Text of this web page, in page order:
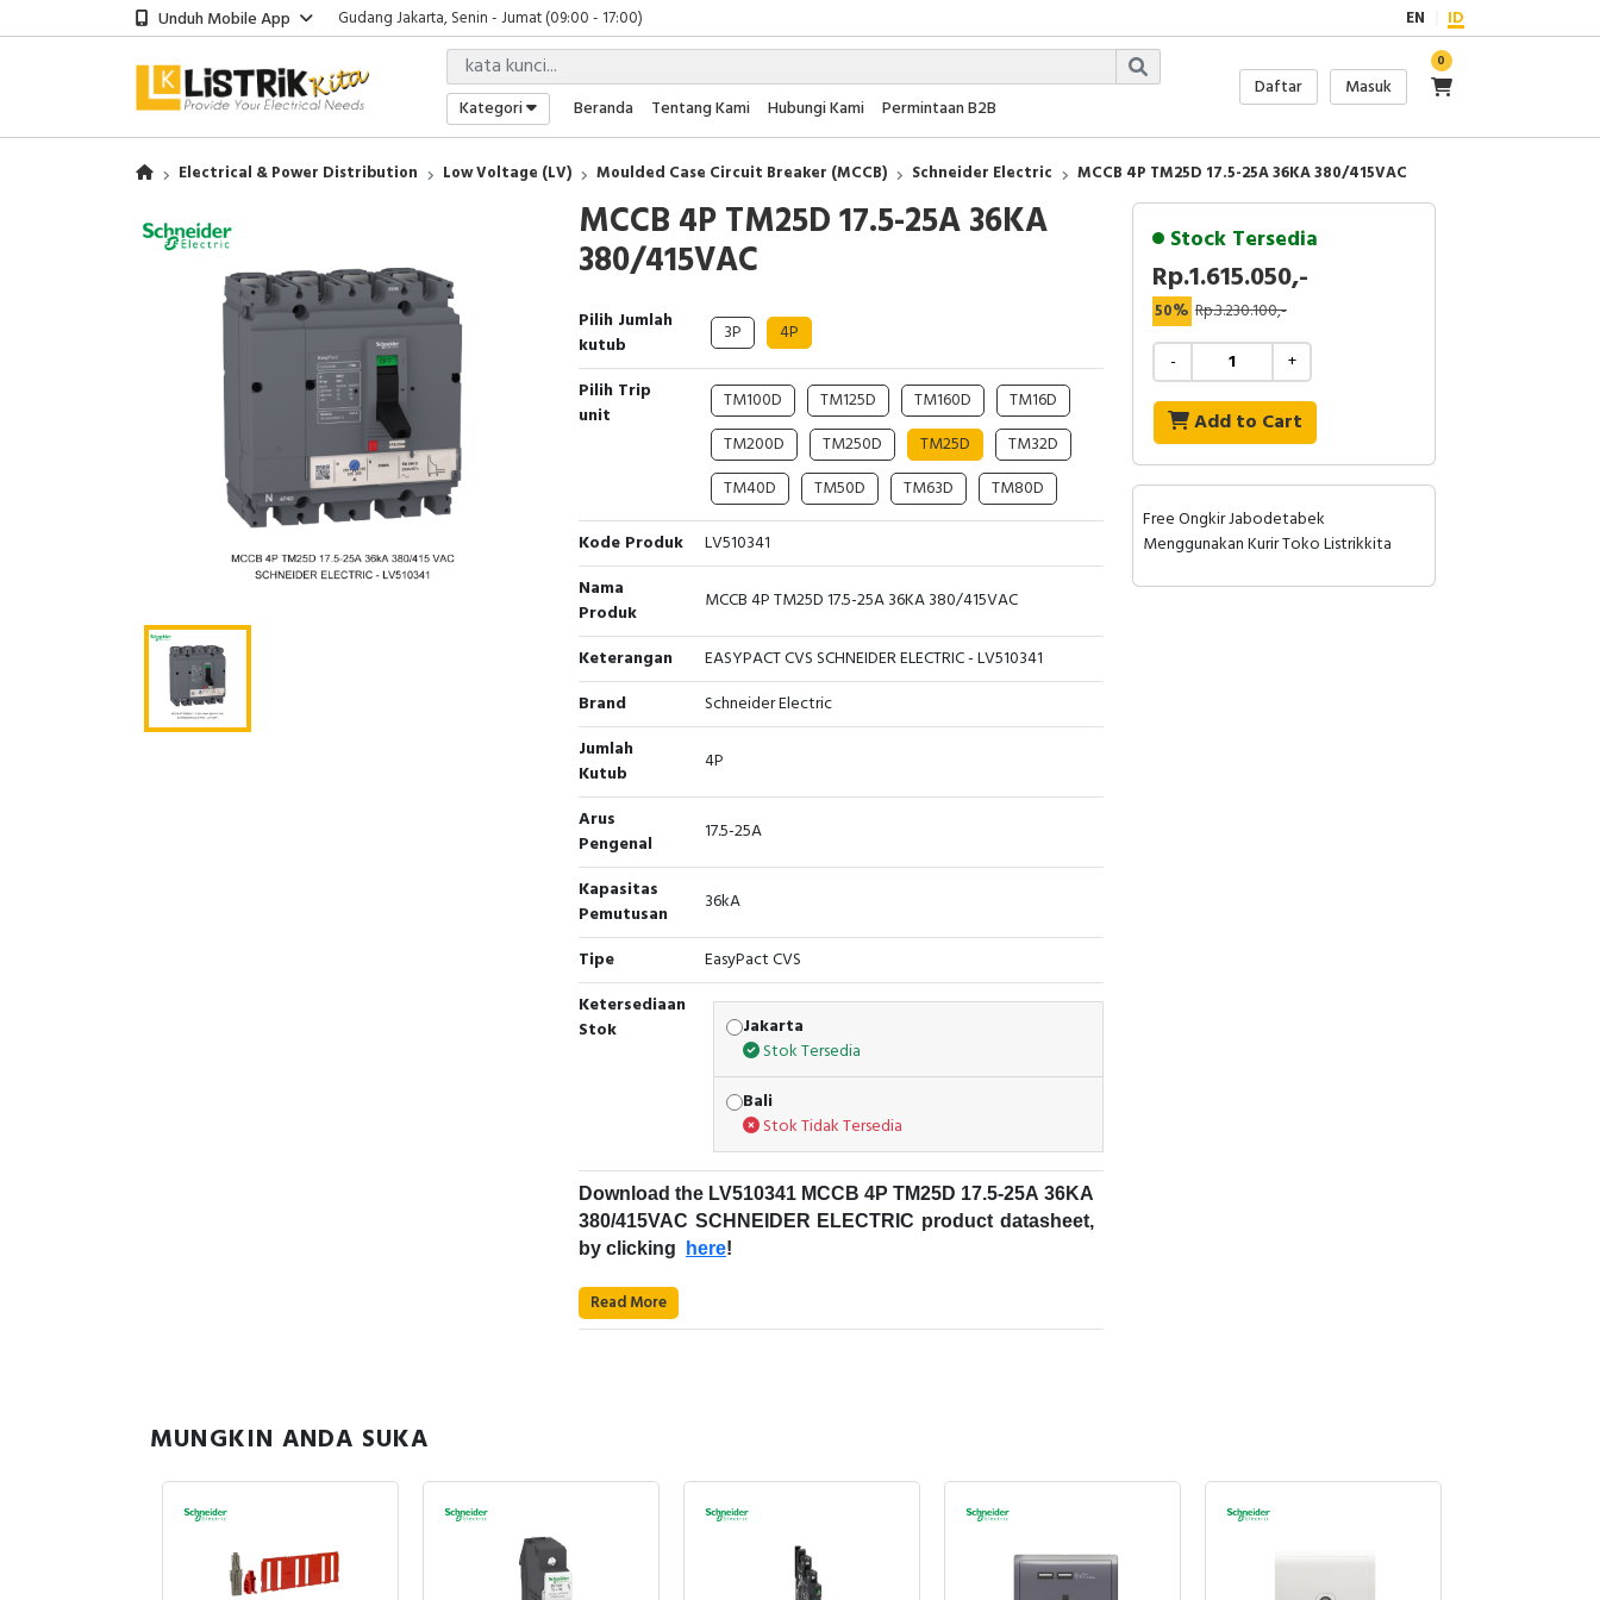
Unduh Mobile App
Gudang Jakarta, Senin - Jumat (09:00 - 17:00)
Showroom Bali, Senin - Jumat (09:00 - 17:00)
Kantor Jakarta, Senin - Jumat (08:00 - 17:00)
Gudang Jakarta, Senin - Jumat (09:00 - 17:00)
Showroom Bali, Senin - Jumat (09:00 - 17:00)
EN ID
Kategori Beranda Tentang Kami Hubungi Kami Permintaan B2B
Daftar Masuk
0
Electrical & Power Distribution Low Voltage (LV) Moulded Case Circuit Breaker (MCCB) Schneider Electric MCCB 4P TM25D 17.5-25A 36KA 380/415VAC
MCCB 4P TM25D 17.5-25A 36KA
380/415VAC
Pilih Jumlah
kutub
3P 4P
Pilih Trip
unit
TM100D TM125D TM160D
TM16D
TM200D
TM250D TM25D
TM32D
TM40D
TM50D TM63D
TM80D
Kode Produk
LV510341
Nama
Produk
MCCB 4P TM25D 17.5-25A 36KA 380/415VAC
Keterangan
EASYPACT CVS SCHNEIDER ELECTRIC - LV510341
Brand
Schneider Electric
Jumlah
Kutub
4P
Arus
Pengenal
17.5-25A
Kapasitas
Pemutusan
36kA
Tipe
EasyPact CVS
Ketersediaan
Stok
Jakarta
Stok Tersedia
Bali
Stok Tidak Tersedia
Download the LV510341 MCCB 4P TM25D 17.5-25A 36KA
380/415VAC SCHNEIDER ELECTRIC product datasheet,
by clicking
here!
Fungsi MCCB
LV510341
Rentang: EasyPact
Nama produk: EasyPact CVS
Nama singkat perangkat: CVS100F
Teknologi pembatasan arus kesalahan EasyPact CVS
dirancang untuk memenuhi persyaratan sebagian besar
penerapan perlindungan umum di gedung berukuran kecil
Read More
Stock Tersedia
Rp.1.615.050,-
50% Rp.3.230.100,-
- +
Add to Cart
Free Ongkir Jabodetabek
Menggunakan Kurir Toko Listrikkita
MUNGKIN ANDA SUKA